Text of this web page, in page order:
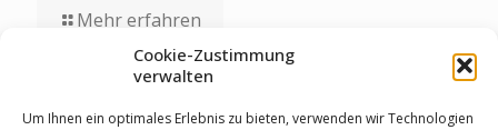
Cookie-Zustimmung
verwalten
Um Ihnen ein optimales Erlebnis zu bieten, verwenden wir Technologien
Mehr erfahren
Staubwolke-U17 zollt unglücklichen Umständen bei